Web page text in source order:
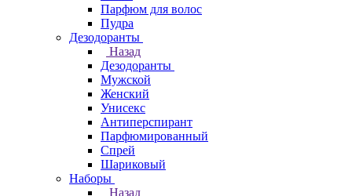
Парфюм для волос
Пудра
Дезодоранты
Назад
Дезодоранты
Мужской
Женский
Унисекс
Антиперспирант
Парфюмированный
Спрей
Шариковый
Наборы
Назад